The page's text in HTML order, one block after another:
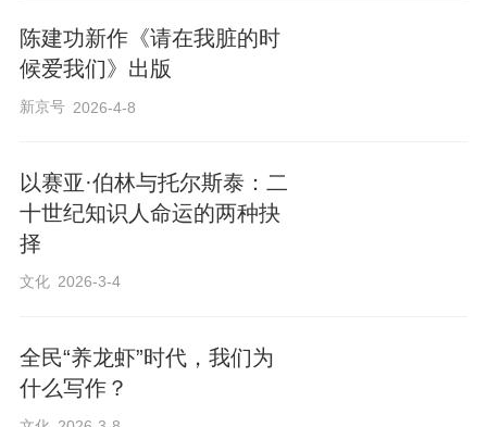
陈建功新作《请在我脏的时
候爱我们》出版
新京号 2026-4-8
以赛亚·伯林与托尔斯泰：二
十世纪知识人命运的两种抉
择
文化 2026-3-4
全民“养龙虾”时代，我们为
什么写作？